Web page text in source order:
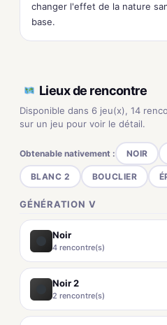
changer l'effet de la nature
base.
Lieux de rencontre
Disponible dans 6 jeu(x), 14
sur un jeu pour voir le détail.
Obtenable nativement : NOIR
BLANC 2 BOUCLIER
GÉNÉRATION V
Noir
4 rencontre(s)
Noir 2
2 rencontre(s)